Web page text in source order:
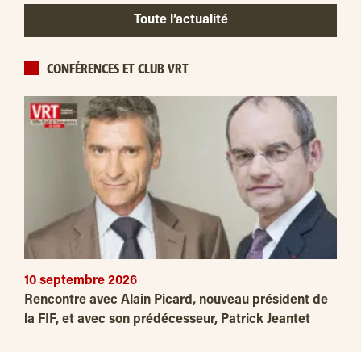
Toute l’actualité
CONFÉRENCES ET CLUB VRT
10 septembre 2026
Rencontre avec Alain Picard, nouveau président de
la FIF, et avec son prédécesseur, Patrick Jeantet